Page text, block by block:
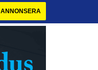
ANNONSERA